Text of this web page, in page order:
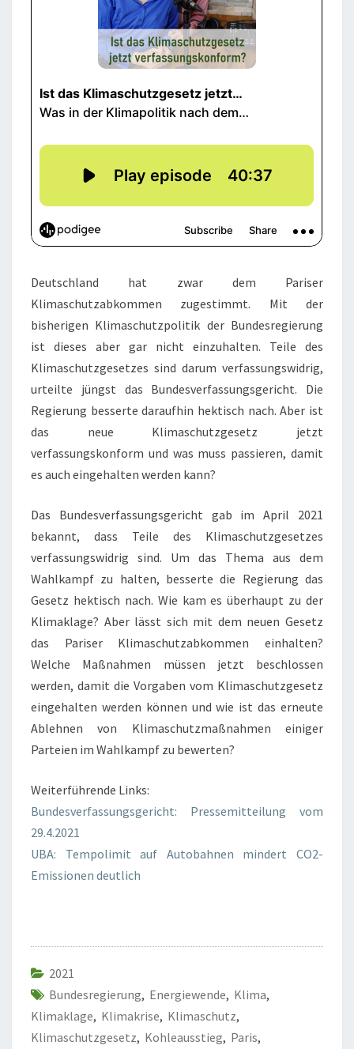
Deutschland hat zwar dem Pariser
Klimaschutzabkommen zugestimmt. Mit der
bisherigen Klimaschutzpolitik der Bundesregierung
ist dieses aber gar nicht einzuhalten. Teile des
Klimaschutzgesetzes sind darum verfassungswidrig,
urteilte jüngst das Bundesverfassungsgericht. Die
Regierung besserte daraufhin hektisch nach. Aber ist
das neue Klimaschutzgesetz jetzt
verfassungskonform und was muss passieren, damit
es auch eingehalten werden kann?
Das Bundesverfassungsgericht gab im April 2021
bekannt, dass Teile des Klimaschutzgesetzes
verfassungswidrig sind. Um das Thema aus dem
Wahlkampf zu halten, besserte die Regierung das
Gesetz hektisch nach. Wie kam es überhaupt zu der
Klimaklage? Aber lässt sich mit dem neuen Gesetz
das Pariser Klimaschutzabkommen einhalten?
Welche Maßnahmen müssen jetzt beschlossen
werden, damit die Vorgaben vom Klimaschutzgesetz
eingehalten werden können und wie ist das erneute
Ablehnen von Klimaschutzmaßnahmen einiger
Parteien im Wahlkampf zu bewerten?
Weiterführende Links:
Bundesverfassungsgericht: Pressemitteilung vom
29.4.2021
UBA: Tempolimit auf Autobahnen mindert CO2-
Emissionen deutlich
2021
Bundesregierung, Energiewende, Klima,
Klimaklage, Klimakrise, Klimaschutz,
Klimaschutzgesetz, Kohleausstieg, Paris,